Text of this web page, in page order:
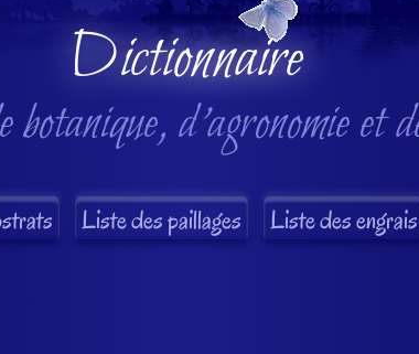
Dictionnaire
d'agronomie et
Liste des paillages Liste des engrais